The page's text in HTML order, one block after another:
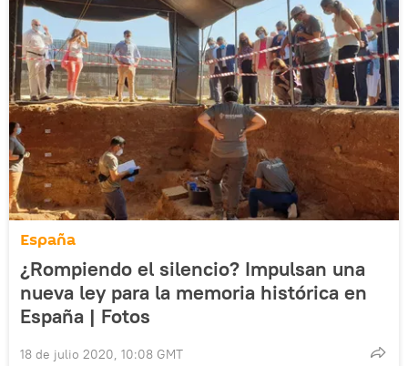
España
¿Rompiendo el silencio? Impulsan una
nueva ley para la memoria histórica en
España | Fotos
18 de julio 2020, 10:08 GMT